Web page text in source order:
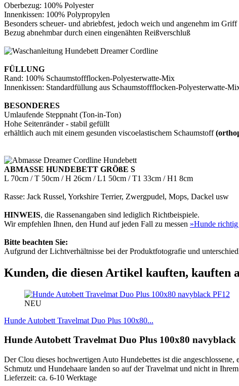
Oberbezug: 100% Polyester
Innenkissen: 100% Polypropylen
Besonders scheuer- und abriebfest, jedoch weich und angenehm im Griff
Bezug abnehmbar durch einen eingenähten Reißverschluß
FÜLLUNG
Rand: 100% Schaumstoffflocken-Polyesterwatte-Mix
Innenkissen: Standardfüllung aus Schaumstoffflocken-Polyesterwatte-
BESONDERES
Umlaufende Steppnaht (Ton-in-Ton)
Hohe Seitenränder - stabil gefüllt
erhältlich auch mit einem gesunden viscoelastischem Schaumstoff
ABMASSE HUNDEBETT GRÖßE S
L 70cm / T 50cm / H 26cm / L1 50cm / T1 33cm / H1 8cm
Rasse: Jack Russel, Yorkshire Terrier, Zwergpudel, Mops, Dackel usw
HINWEIS, die Rassenangaben sind lediglich Richtbeispiele.
Wir empfehlen Ihnen, den Hund auf jeden Fall zu messen »Hunde richtig
Bitte beachten Sie:
Aufgrund der Lichtverhältnisse bei der Produktfotografie und
Kunden, die diesen Artikel kauften, kauften
PF12
NEU
Hunde Autobett Travelmat Duo Plus 100x80...
Hunde Autobett Travelmat Duo Plus 100x80 navyblack
Der Clou dieses hochwertigen Auto Hundebettes ist die
Schmutz und Hundehaare landen so auf der Travelmat und nicht in
Lieferzeit: ca. 6-10 Werktage